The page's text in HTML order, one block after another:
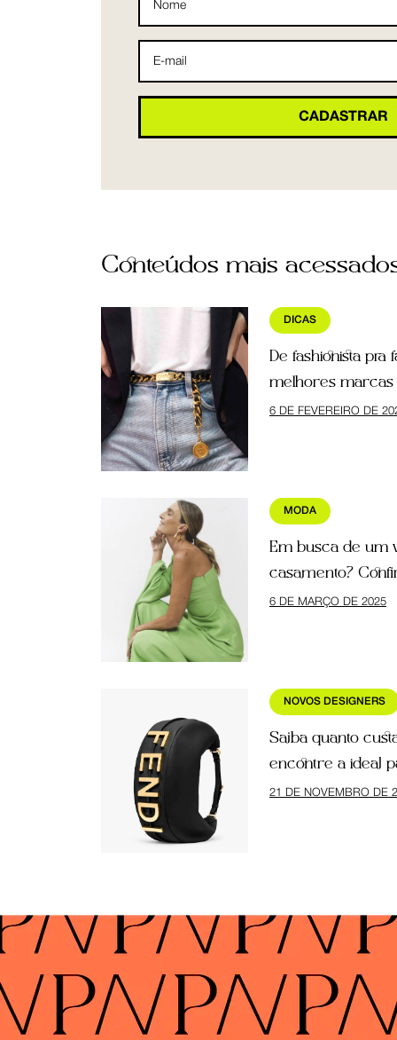
Conteúdos mais
DICAS
De fashionista pra
melhores marcas
6 DE FEVEREIRO DE
MODA
Em busca de um
casamento?
6 DE MARÇO DE 2025
NOVOS DESIGNERS
Saiba quanto
encontre a ideal
21 DE NOVEMBRO DE